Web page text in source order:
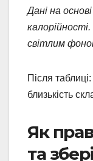
Дані на
світлим
Після
близькість
Як
та